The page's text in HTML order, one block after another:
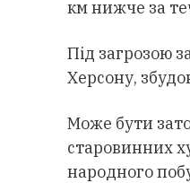
км нижче за
Під загрозою
Херсону,
Може бути
старовинних
народного